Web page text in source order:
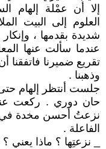
إلا أن عمْلة إلهام
العلوم إلى البيت
شديدة بقدمها ،
عندما سألت عنها
تقريع ضميرنا فاتفقنا
وذهبنا .
جلست أنتظر إلهام
حان دوري . ركعت
نزعتُ أحسن مخدة في
الفاعلة .
_ نزعتِها ؟ ماذا يعني ؟